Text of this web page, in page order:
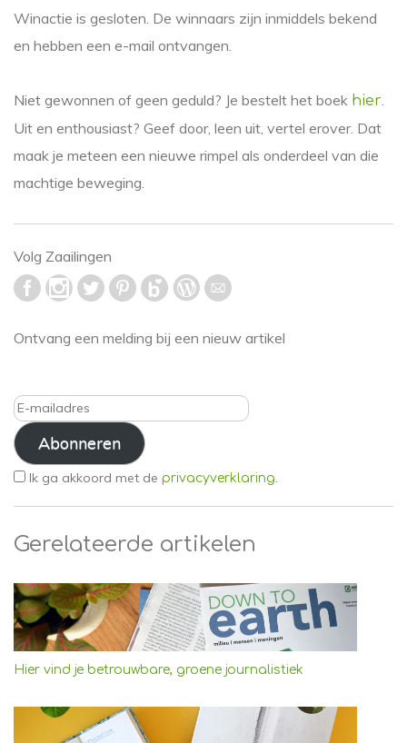
Winactie is gesloten. De winnaars zijn inmiddels bekend
en hebben een e-mail ontvangen.
Niet gewonnen of geen geduld? Je bestelt het boek hier
Uit en enthousiast? Geef door, leen uit, vertel erover. Dat
maak je meteen een nieuwe rimpel als onderdeel van die
machtige beweging.
Volg Zaailingen
Ontvang een melding bij een nieuw artikel
E-
mailadresAbonneren
Ik ga akkoord met de privacyverklaring
Gerelateerde artikelen
Hier vind je betrouwbare, groene journalistiek